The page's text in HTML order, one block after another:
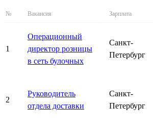
№ Вакансия Зарплата
1
Операционный
директор розницы
в сеть булочных
Санкт-
Петербург
2
Руководитель
отдела доставки
Санкт-
Петербург